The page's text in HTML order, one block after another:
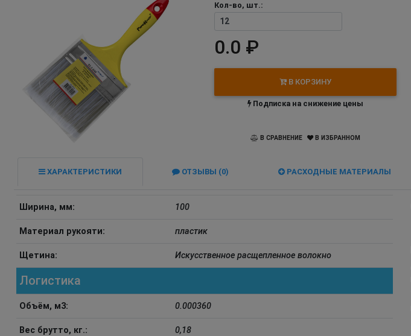
Кол-во, шт.:
0.0 ₽
В КОРЗИНУ
Подписка на снижение цены
В СРАВНЕНИЕ В ИЗБРАННОМ
ХАРАКТЕРИСТИКИ ОТЗЫВЫ (0) РАСХОДНЫЕ МАТЕРИАЛЫ
Ширина, мм: 100
Материал рукояти: пластик
Щетина: Искусственное расщепленное волокно
Логистика
Объём, м3: 0.000360
Вес брутто, кг.: 0,18